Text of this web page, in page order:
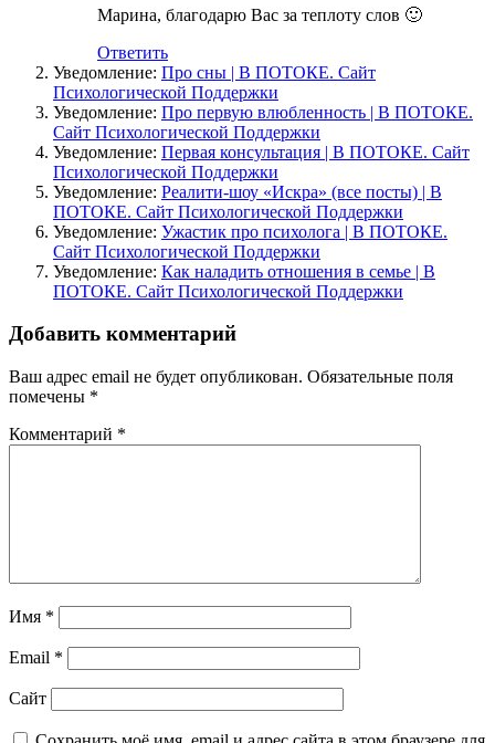
Марина, благодарю Вас за теплоту слов 🙂
Ответить
Уведомление: Про сны | В ПОТОКЕ. Сайт
Психологической Поддержки
Уведомление: Про первую влюбленность | В ПОТОКЕ.
Сайт Психологической Поддержки
Уведомление: Первая консультация | В ПОТОКЕ. Сайт
Психологической Поддержки
Уведомление: Реалити-шоу «Искра» (все посты) | В
ПОТОКЕ. Сайт Психологической Поддержки
Уведомление: Ужастик про психолога | В ПОТОКЕ.
Сайт Психологической Поддержки
Уведомление: Как наладить отношения в семье | В
ПОТОКЕ. Сайт Психологической Поддержки
Добавить комментарий
Ваш адрес email не будет опубликован. Обязательные поля
помечены *
Комментарий *
Имя *
Email *
Сайт